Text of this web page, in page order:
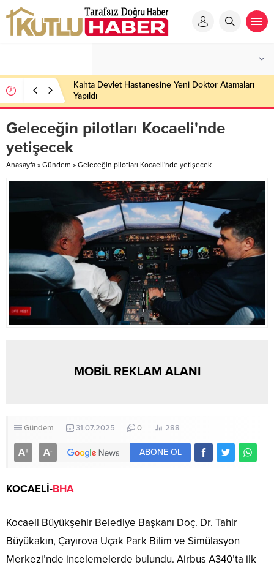
Kahta Devlet Hastanesine Yeni Doktor Atamaları
Yapıldı
Geleceğin pilotları Kocaeli'nde
yetişecek
Anasayfa » Gündem » Geleceğin pilotları Kocaeli'nde yetişecek
MOBİL REKLAM ALANI
Gündem 31.07.2025 0 288
A+ A- ABONE OL
KOCAELİ-BHA
Kocaeli Büyükşehir Belediye Başkanı Doç. Dr. Tahir
Büyükakın, Çayırova Uçak Park Bilim ve Simülasyon
Merkezi’nde incelemelerde bulundu. Airbus A340’ta ilk